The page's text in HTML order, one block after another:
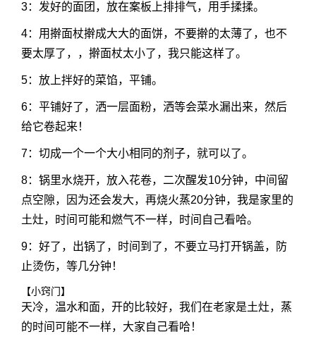
3：发好的面团，放在案板上排排气，用手揉揉。
4：用擀面杖擀成大大的面饼，不要擀的太薄了，也不
要太厚了，，擀面杖太小了，我只能这样了。
5：放上拌好的菜馅，平铺。
6：平铺好了，洒一层面粉，洒等会菜水漏出来，然后
给它卷起来！
7：切成一个一个大小相同的剂子，就可以了。
8：锅里水烧开，放入花卷，二次醒发10分钟，中间留
点空隙，因为还会发大，再烧火蒸20分钟，我是家里的
土灶，时间可能和燃气不一样，时间自己看哈。
9：好了，出锅了，时间到了，不要立马打开锅盖，防
止烫伤，等几分钟！
【小窍门】
天冷，温水和面，开的比较好，我们在老家是土灶，蒸
的时间可能不一样，大家自己看哈！